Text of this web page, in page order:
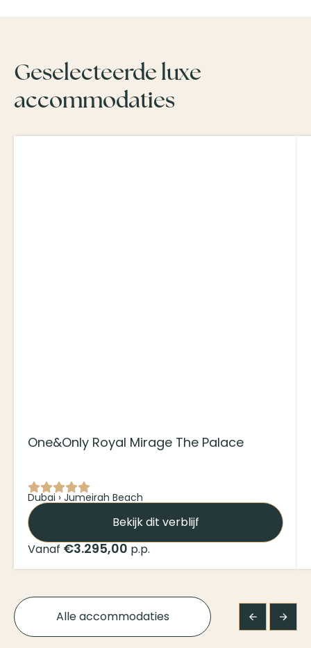
Geselecteerde luxe
accommodaties
One&Only Royal Mirage The Palace
Dubai › Jumeirah Beach
Bekijk dit verblijf
Vanaf €3.295,00 p.p.
Alle accommodaties